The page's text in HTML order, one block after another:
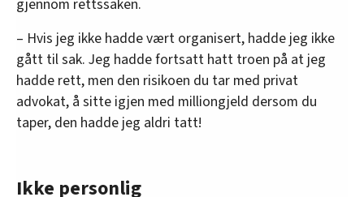
gjennom rettssaken.
– Hvis jeg ikke hadde vært organisert, hadde jeg ikke
gått til sak. Jeg hadde fortsatt hatt troen på at jeg
hadde rett, men den risikoen du tar med privat
advokat, å sitte igjen med milliongjeld dersom du
taper, den hadde jeg aldri tatt!
Ikke personlig